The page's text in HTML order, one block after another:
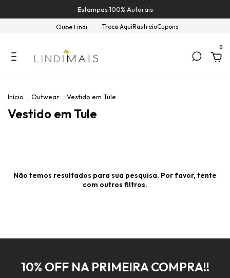
Estampas 100% Autorais
Clube Lindi Troca AquiRastreioCupons
0
Início Outwear Vestido em Tule
Vestido em Tule
Não temos resultados para sua pesquisa. Por favor, tente
com outros filtros.
10% OFF NA PRIMEIRA COMPRA!!